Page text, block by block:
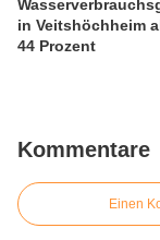
in Veitshöchheim
44 Prozent
Kommentare
Einen